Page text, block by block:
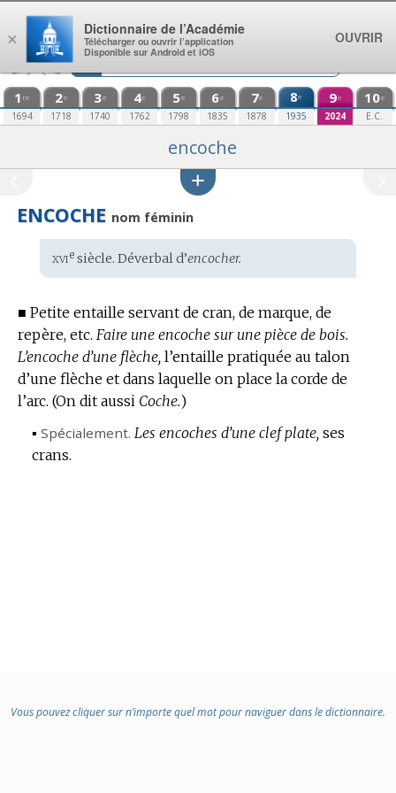
Aller au contenu
1 re
1694
2e
1718
3e
1740
4e
1762
5e
1798
6e
1835
7e
1878
8e
1935
9e
2024
10e
E.C.
encoche
ENCOCHE nom féminin
Étymologie
:
xviesiècle. Déverbal d’encocher.
■ Petite entaille servant de cran, de marque, de
repère, etc. Faire une encoche sur une pièce de bois.
L’encoche d’une flèche, l’entaille pratiquée au talon
d’une flèche et dans laquelle on place la corde de
l’arc. (On dit aussi Coche.)
▪ Spécialement. Les encoches d’une clef plate, ses
crans.
Vous pouvez cliquer sur n’importe quel mot pour naviguer dans le dictionnaire.
×
Dictionnaire de l’Académie
Télécharger ou ouvrir l’application
Disponible sur Android et iOS
OUVRIR